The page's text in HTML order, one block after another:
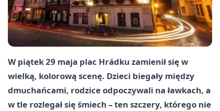
W piątek 29 maja plac Hrádku zamienił się w
wielką, kolorową scenę. Dzieci biegały między
dmuchańcami, rodzice odpoczywali na ławkach, a
w tle rozlegał się śmiech – ten szczery, którego nie